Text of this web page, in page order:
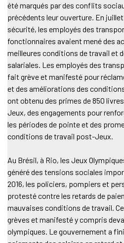
été marqués par des conflits
précédents leur ouverture. En
sécurité, les employés des
fonctionnaires avaient mené des
meilleures conditions de travail et
salariales. Les employés des
fait grève et manifesté pour
et des améliorations des
ont obtenu des primes de 850
Jeux, des engagements pour
les périodes de pointe et des
conditions de travail post-Jeux.
Au Brésil, à Rio, les Jeux
généré des tensions sociales
2016, les policiers, pompiers et
protesté contre les retards de
mauvaises conditions de travail.
grèves et manifesté y compris
olympiques. Le gouvernement a